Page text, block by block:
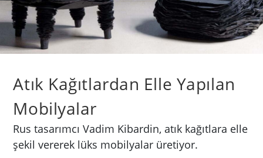
Atık Kağıtlardan Elle Yapılan
Mobilyalar
Rus tasarımcı Vadim Kibardin, atık kağıtlara elle
şekil vererek lüks mobilyalar üretiyor.